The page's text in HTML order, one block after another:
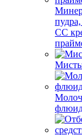
СС